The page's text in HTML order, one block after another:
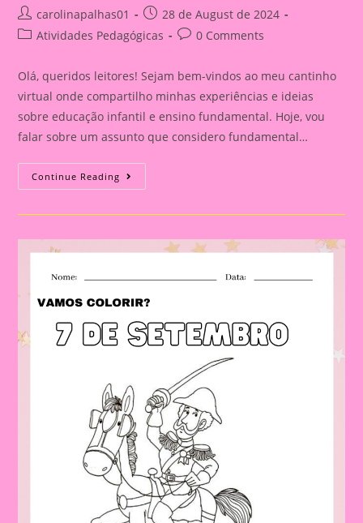
Post
author:
carolinapalhas01
Post
published:
28 de August de 2024
PostAtividades Pedagógicas
Post0 Comments
Olá, queridos leitores! Sejam bem-vindos ao meu cantinho
virtual onde compartilho minhas experiências e ideias
sobre educação infantil e ensino fundamental. Hoje, vou
falar sobre um assunto que considero fundamental…
Continue Reading Explorando
A
Do
Nossos
Pequenos